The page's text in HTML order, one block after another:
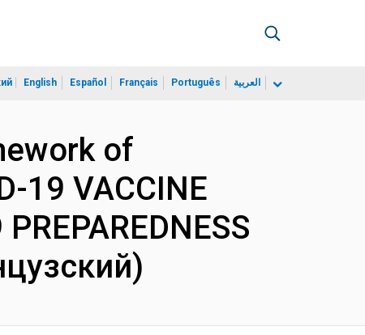
English Español Français Português العربية
of
19 VACCINE